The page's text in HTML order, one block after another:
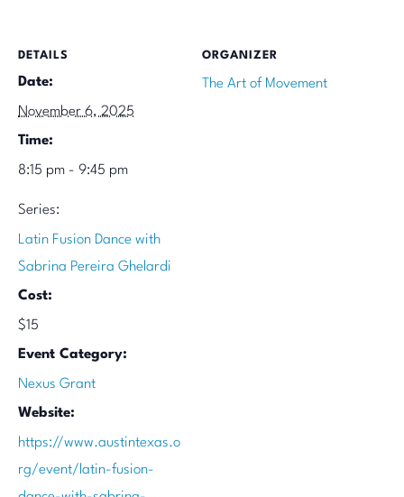
DETAILS
Date:
November 6, 2025
Time:
8:15 pm - 9:45 pm
Series:
Latin Fusion Dance with
Sabrina Pereira Ghelardi
Cost:
$15
Event Category:
Nexus Grant
Website:
https://www.austintexas.o
rg/event/latin-fusion-
ORGANIZER
The Art of Movement